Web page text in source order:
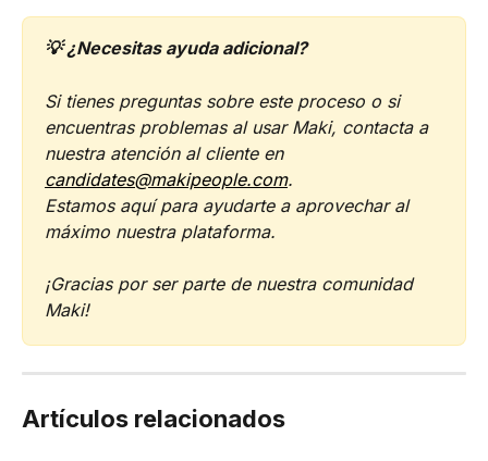
💡 ¿Necesitas ayuda adicional?
Si tienes preguntas sobre este proceso o si
encuentras problemas al usar Maki, contacta a
nuestra atención al cliente en
candidates@makipeople.com.
Estamos aquí para ayudarte a aprovechar al
máximo nuestra plataforma.
¡Gracias por ser parte de nuestra comunidad
Maki!
Artículos relacionados